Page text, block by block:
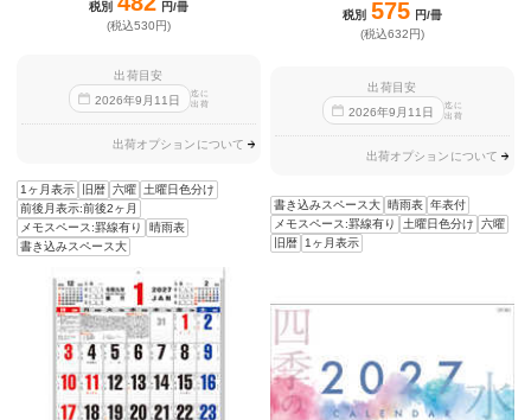
税別
円/冊
(税込530円)
出荷目安
2026年9 月11 日
迄に
出荷
出荷オプションについて
1ヶ月表示 旧暦 六曜 土曜日色分け
前後月表示:前後2ヶ月
メモスペース:罫線有り
晴雨表
書き込みスペース大
税別 575 円/冊
(税込632円)
出荷目安
2026年9 月 11 日
迄に
出荷
出荷オプションについて
書き込みスペース大 晴雨表 年表付
メモスペース:罫線有り
土曜日色分け
六曜
旧暦
1ヶ月表示